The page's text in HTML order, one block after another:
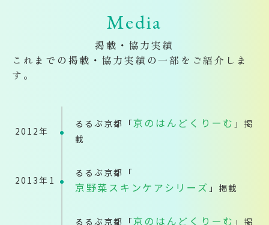
Media
掲載・協力実績
これまでの掲載・協力実績の一部をご紹介しま
す。
2012年
るるぶ京都「京のはんどくりーむ 」掲
載
2013年1
るるぶ京都「
京野菜スキンケアシリーズ 」掲載
るるぶ京都「京のはんどくりーむ 」掲